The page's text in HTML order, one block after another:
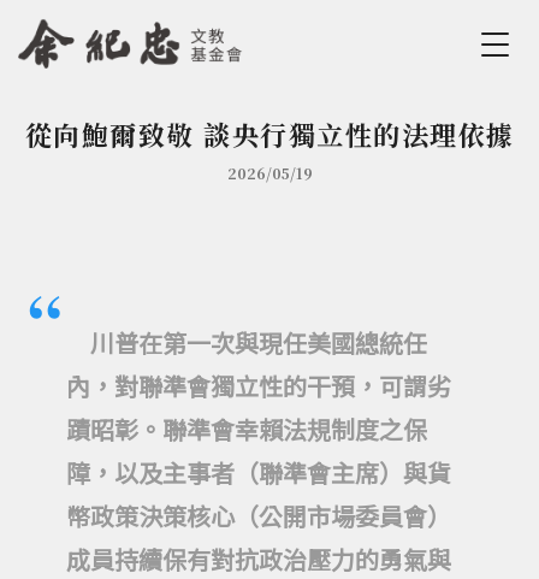
Jump to Navigation
Jump to Main content
您在這裡
從向鮑爾致敬 談央行獨立性的法理依據
2026/05/19
川普在第一次與現任美國總統任
內，對聯準會獨立性的干預，可謂劣
蹟昭彰。聯準會幸賴法規制度之保
障，以及主事者（聯準會主席）與貨
幣政策決策核心（公開市場委員會）
成員持續保有對抗政治壓力的勇氣與